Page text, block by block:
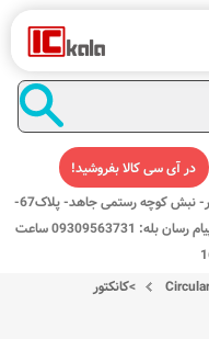
در آی سی کالا بفروشید!
آدرس: تهران- بلوار جمهوری اسلامی- خیابان سی تیر- نبش کوچه رستمی جاهد- پلاک67-
واحد2 - تلفن:02165021256 و 02165021235، پیام رسان بله: 09309563731 ساعت
>کانکتور